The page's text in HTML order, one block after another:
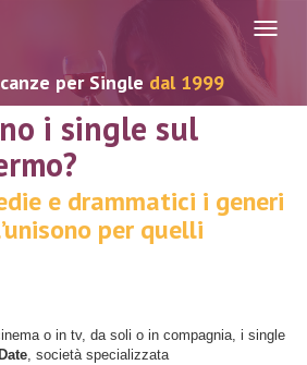
per Single dal 1999
i single sul
e drammatici i generi
per quelli
o in tv, da soli o in compagnia, i single
, società specializzata